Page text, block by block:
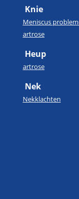
Knie
Meniscus
artrose
Heup
artrose
Nek
Nekklachten